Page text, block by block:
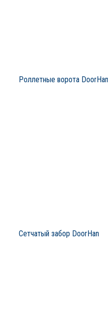
Роллетные ворота DoorHan
Сетчатый забор DoorHan